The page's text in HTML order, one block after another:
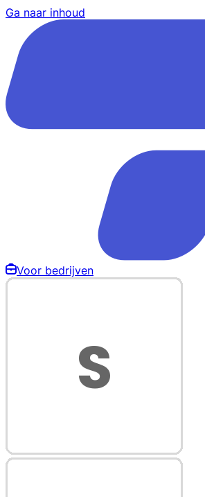
Ga naar inhoud
Voor bedrijven